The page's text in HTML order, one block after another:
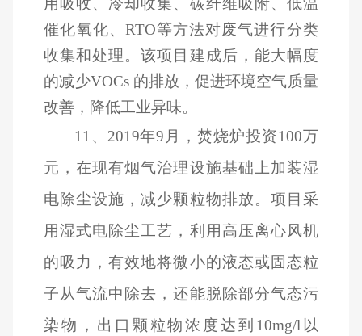
催化氧化、RTO等方法对废气进行分类
收集和处理。该项目建成后，能大幅度
的减少VOCs 的排放，促进环境空气质量
改善，降低工业异味。
11 、2019年9月，焚烧炉投资100万
元，在现有烟气治理设施基础上加装湿
电除尘设施，减少颗粒物排放。项目采
用湿式电除尘工艺，利用高压离心风机
的吸力，有效地将微小的液态或固态粒
子从气流中除去，还能脱除部分气态污
染物，出口颗粒物浓度达到10mg/l以